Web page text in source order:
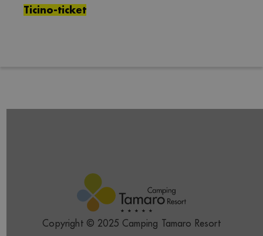
Ticino-ticket
Copyright © 2025 Camping Tamaro Resort